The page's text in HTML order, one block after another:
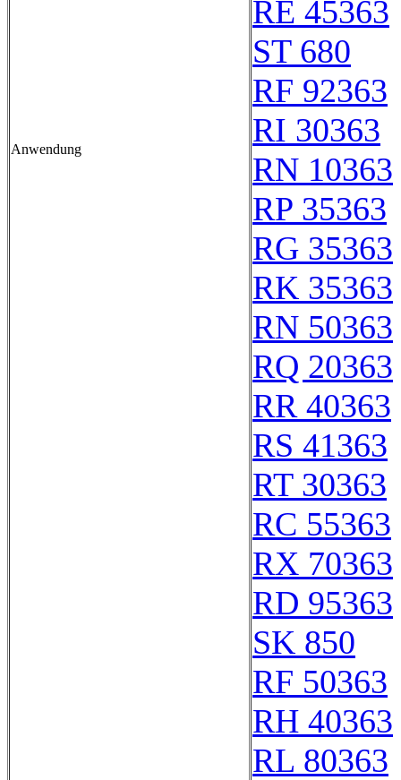
Anwendung
RE 45363
ST 680
RF 92363
RI 30363
RN 10363
RP 35363
RG 35363
RK 35363
RN 50363
RQ 20363
RR 40363
RS 41363
RT 30363
RC 55363
RX 70363
RD 95363
SK 850
RF 50363
RH 40363
RL 80363